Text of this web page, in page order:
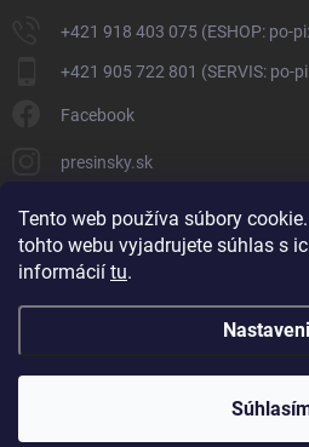
Tento web používa súbory
tohto webu vyjadrujete súhlas s
informácií tu.
+421 918 403 075 (ESHOP: po-
+421 905 722 801 (SERVIS: po-
Facebook
presinsky.sk
Vytvoril Shoptet
Copyright 2026Presinsky.sk.